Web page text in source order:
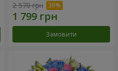
2 570 грн
Замовити